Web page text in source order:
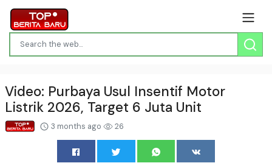
Video: Purbaya Usul Insentif Motor
Listrik 2026, Target 6 Juta Unit
3 months ago 26